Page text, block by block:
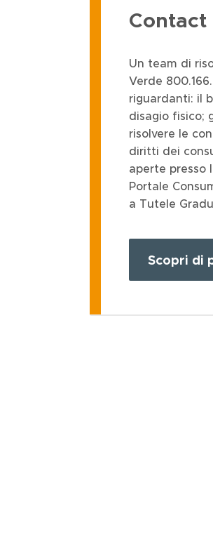
Contact
Un team di
Verde
riguardanti: il
disagio fisico;
risolvere le
diritti dei
aperte presso
Portale
a Tutele
Scopri di